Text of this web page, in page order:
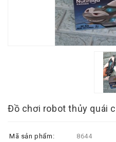
Đồ chơi robot thủy quái
Mã sản phẩm:
8644